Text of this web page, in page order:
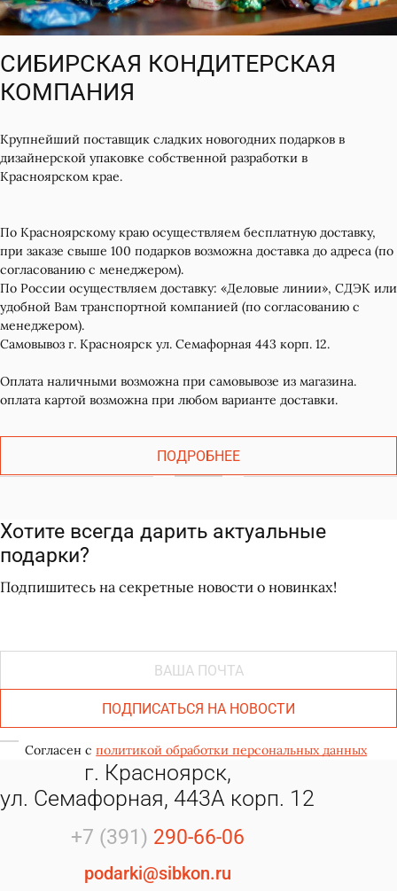
СИБИРСКАЯ КОНДИТЕРСКАЯ
КОМПАНИЯ
Крупнейший поставщик сладких новогодних подарков в
дизайнерской упаковке собственной разработки в
Красноярском крае.
По Красноярскому краю осуществляем бесплатную доставку,
при заказе свыше 100 подарков возможна доставка до адреса (по
согласованию с менеджером).
По России осуществляем доставку: «Деловые линии», СДЭК или
удобной Вам транспортной компанией (по согласованию с
менеджером).
Самовывоз г. Красноярск ул. Семафорная 443 корп. 12.
Оплата наличными возможна при самовывозе из магазина.
оплата картой возможна при любом варианте доставки.
ПОДРОБНЕЕ
Хотите всегда дарить актуальные
подарки?
Подпишитесь на секретные новости о новинках!
ПОДПИСАТЬСЯ НА НОВОСТИ
Согласен сполитикой обработки персональных данных
г. Красноярск,
ул. Семафорная, 443А корп. 12
+7 (391) 290-66-06
podarki@sibkon.ru